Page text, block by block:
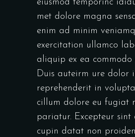
eiusmod temporinc
met dolore magna
enim ad minim
exercitation ullamco
aliquip ex ea commodo
Duis auteirm ure dolor
reprehenderit in
cillum dolore eu fugiat
pariatur. Excepteur sint
cupin datat non